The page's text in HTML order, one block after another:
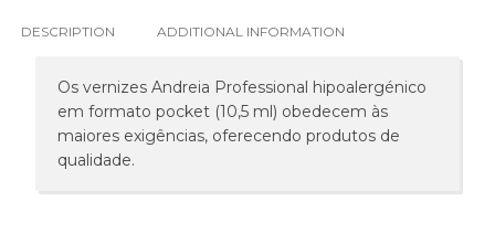
DESCRIPTION ADDITIONAL INFORMATION
Os vernizes Andreia Professional hipoalergénico
em formato pocket (10,5 ml) obedecem às
maiores exigências, oferecendo produtos de
qualidade.